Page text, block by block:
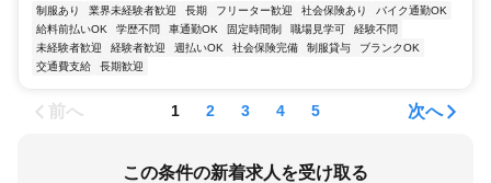
制服あり 業界未経験者歓迎 長期 フリーター歓迎 社会保険あり
バイク通勤OK
給料前払いOK
学歴不問 車通勤OK 固定時間制 職場見学可
経験不問
未経験者歓迎
経験者歓迎 週払いOK 社会保険完備 制服貸与
ブランクOK
交通費支給
長期歓迎
前へ 1 2 3 4 5 次へ
この条件の新着求人を受け取る